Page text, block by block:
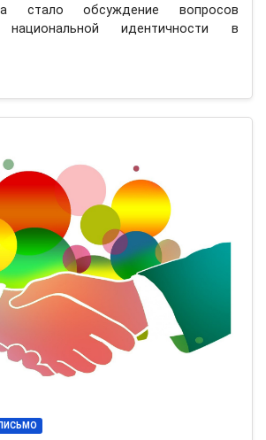
стало обсуждение вопросов
национальной идентичности в